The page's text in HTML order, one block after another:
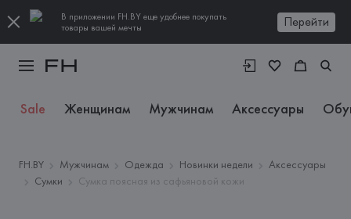
В приложении FH.BY еще удобнее покупать
товары вашей мечты
Перейти
Sale Женщинам Мужчинам Аксессуары
FH.BY Мужчинам Одежда Новинки недели
Аксессуары
Сумки
Сумка поясная из сафьяновой кожи